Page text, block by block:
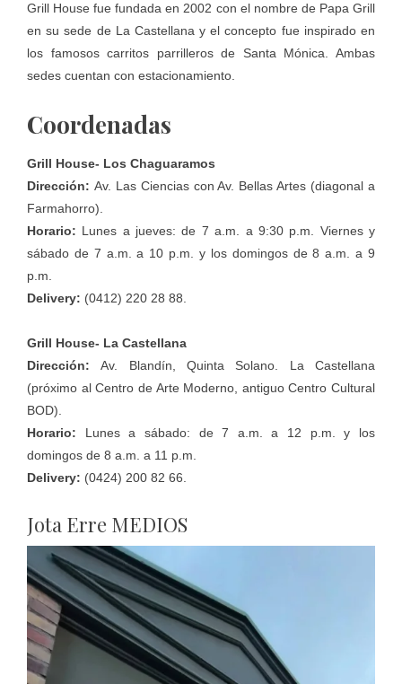
Grill House fue fundada en 2002 con el nombre de Papa Grill
en su sede de La Castellana y el concepto fue inspirado en
los famosos carritos parrilleros de Santa Mónica. Ambas
sedes cuentan con estacionamiento.
Coordenadas
Grill House- Los Chaguaramos
Dirección: Av. Las Ciencias con Av. Bellas Artes (diagonal a
Farmahorro).
Horario: Lunes a jueves: de 7 a.m. a 9:30 p.m. Viernes y
sábado de 7 a.m. a 10 p.m. y los domingos de 8 a.m. a 9
p.m.
Delivery: (0412) 220 28 88.
Grill House- La Castellana
Dirección: Av. Blandín, Quinta Solano. La Castellana
(próximo al Centro de Arte Moderno, antiguo Centro Cultural
BOD).
Horario: Lunes a sábado: de 7 a.m. a 12 p.m. y los
domingos de 8 a.m. a 11 p.m.
Delivery: (0424) 200 82 66.
Jota Erre MEDIOS